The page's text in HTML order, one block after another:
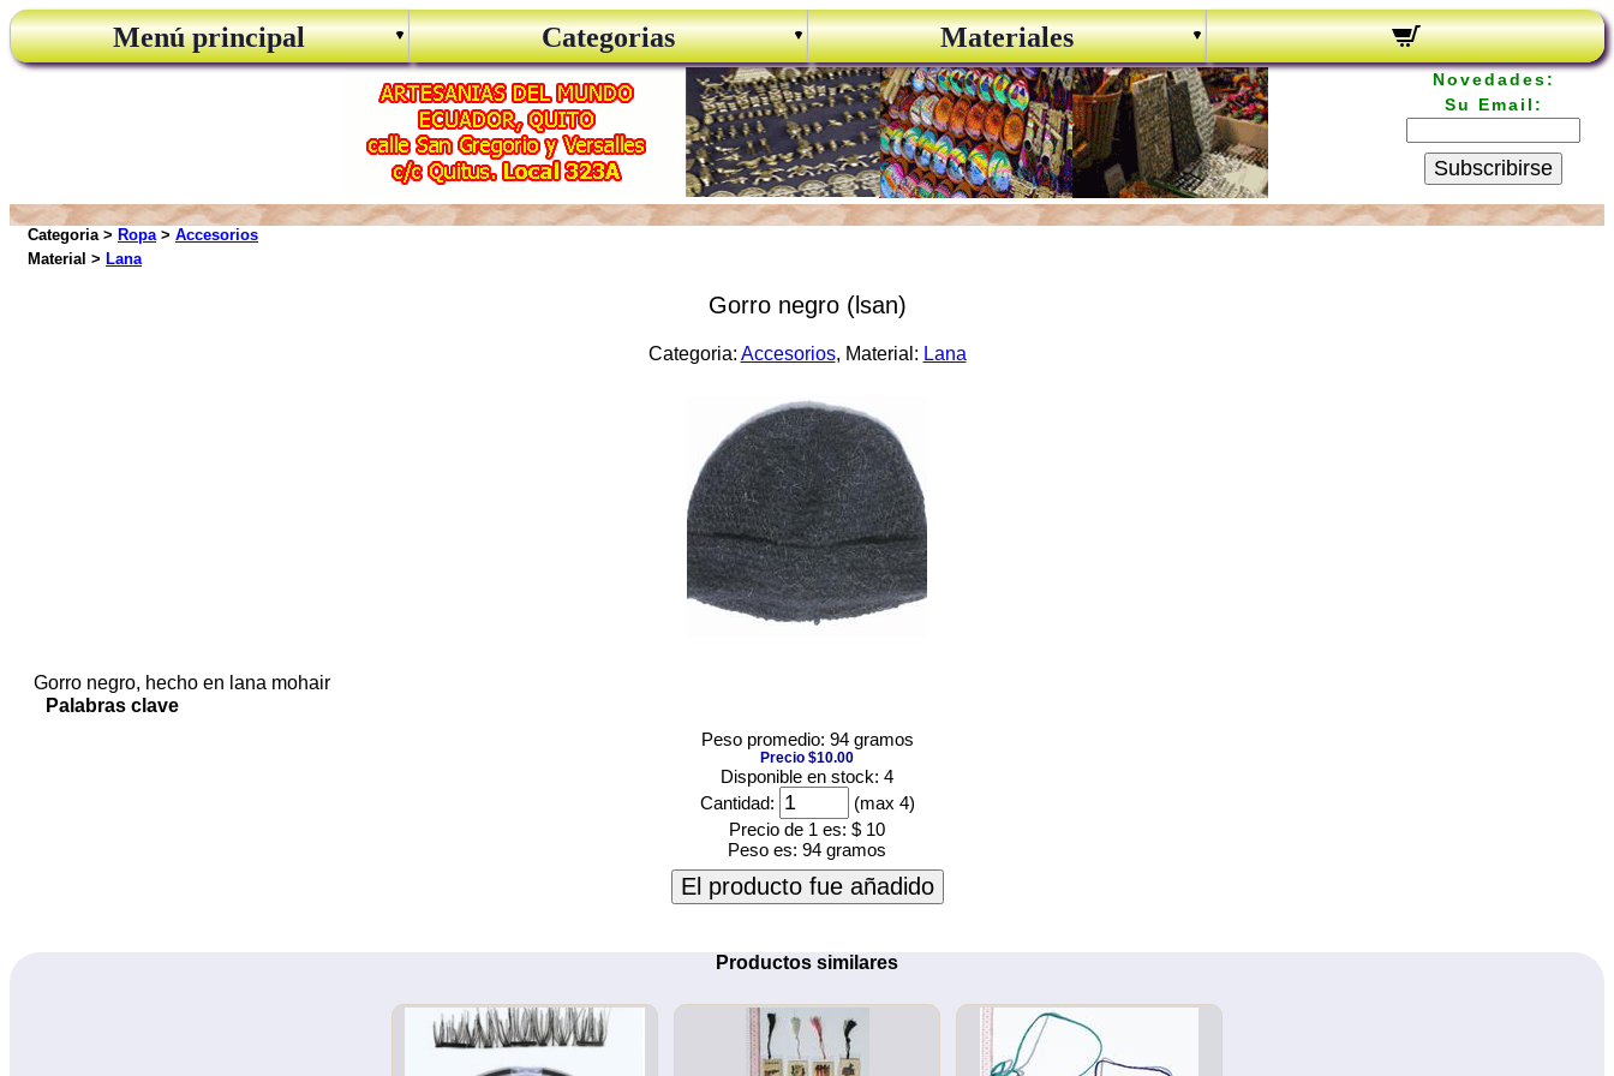
Menú principal Categorias Materiales
Novedades:
Su Email:
Subscribirse
Categoria > Ropa> Accesorios
Material > Lana
Gorro negro (lsan)
Categoria: Accesorios, Material: Lana
Gorro negro, hecho en lana mohair
Palabras clave
Peso promedio: 94 gramos
Precio $10.00
Disponible en stock: 4
Cantidad:
(max 4)
Precio de 1 es: $ 10
Peso es: 94 gramos
El producto fue añadido
Productos similares